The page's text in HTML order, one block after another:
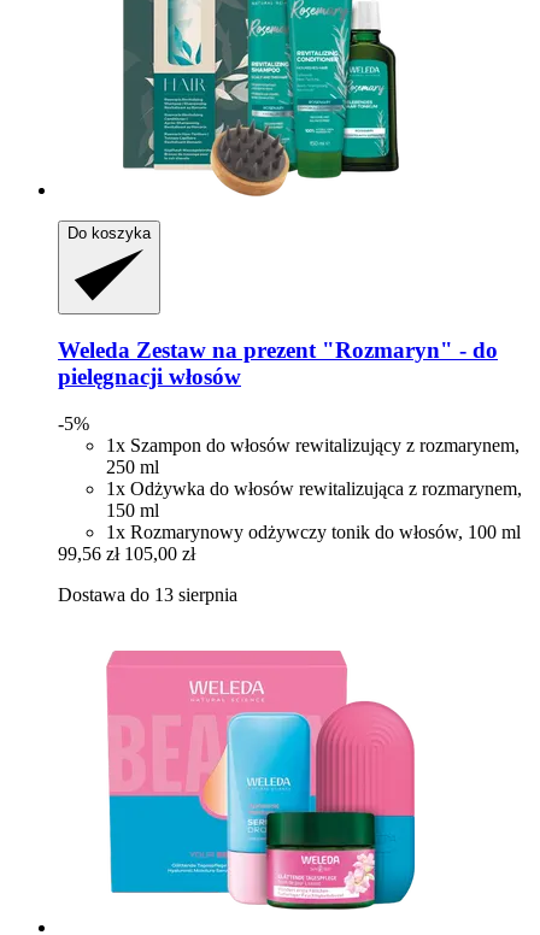
Do koszyka
Weleda Zestaw na prezent "Rozmaryn" -​ do
pielęgnacji włosów
-5%
1x Szampon do włosów rewitalizujący z rozmarynem,
250 ml
1x Odżywka do włosów rewitalizująca z rozmarynem,
150 ml
1x Rozmarynowy odżywczy tonik do włosów, 100 ml
99,56 zł 105,00 zł
Dostawa do 13 sierpnia